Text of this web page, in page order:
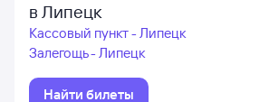
в Липецк
Кассовый пункт - Липецк
Залегощь - Липецк
Найти билеты